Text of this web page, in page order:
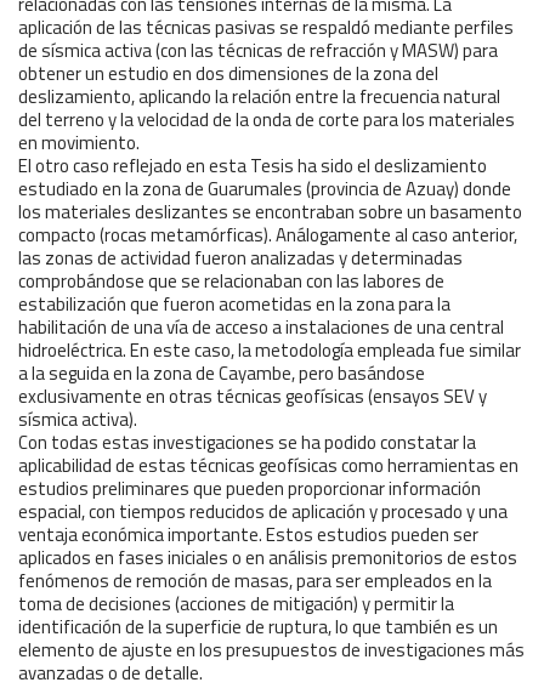
aplicación de las técnicas pasivas se respaldó mediante perfiles
de sísmica activa (con las técnicas de refracción y MASW) para
obtener un estudio en dos dimensiones de la zona del
deslizamiento, aplicando la relación entre la frecuencia natural
del terreno y la velocidad de la onda de corte para los materiales
en movimiento.
El otro caso reflejado en esta Tesis ha sido el deslizamiento
estudiado en la zona de Guarumales (provincia de Azuay) donde
los materiales deslizantes se encontraban sobre un basamento
compacto (rocas metamórficas). Análogamente al caso anterior,
las zonas de actividad fueron analizadas y determinadas
comprobándose que se relacionaban con las labores de
estabilización que fueron acometidas en la zona para la
habilitación de una vía de acceso a instalaciones de una central
hidroeléctrica. En este caso, la metodología empleada fue similar
a la seguida en la zona de Cayambe, pero basándose
exclusivamente en otras técnicas geofísicas (ensayos SEV y
sísmica activa).
Con todas estas investigaciones se ha podido constatar la
aplicabilidad de estas técnicas geofísicas como herramientas en
estudios preliminares que pueden proporcionar información
espacial, con tiempos reducidos de aplicación y procesado y una
ventaja económica importante. Estos estudios pueden ser
aplicados en fases iniciales o en análisis premonitorios de estos
fenómenos de remoción de masas, para ser empleados en la
toma de decisiones (acciones de mitigación) y permitir la
identificación de la superficie de ruptura, lo que también es un
elemento de ajuste en los presupuestos de investigaciones más
avanzadas o de detalle.